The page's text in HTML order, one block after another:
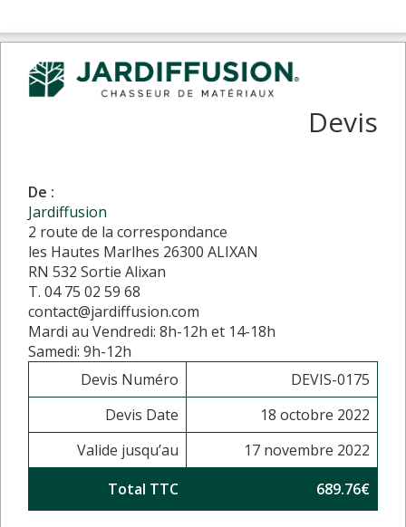
Devis
De :
Jardiffusion
2 route de la correspondance
les Hautes Marlhes 26300 ALIXAN
RN 532 Sortie Alixan
T. 04 75 02 59 68
contact@jardiffusion.com
Mardi au Vendredi: 8h-12h et 14-18h
Samedi: 9h-12h
Devis Numéro
DEVIS-0175
Devis Date
18 octobre 2022
Valide jusqu’au
17 novembre 2022
Total TTC
689.76€